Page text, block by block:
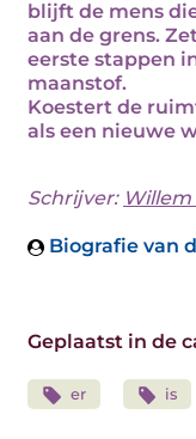
blijft de mens
aan de grens.
eerste stappen
maanstof.
Koestert de
als een nieuwe
Schrijver: Willem
Biografie van
Geplaatst in de
er is